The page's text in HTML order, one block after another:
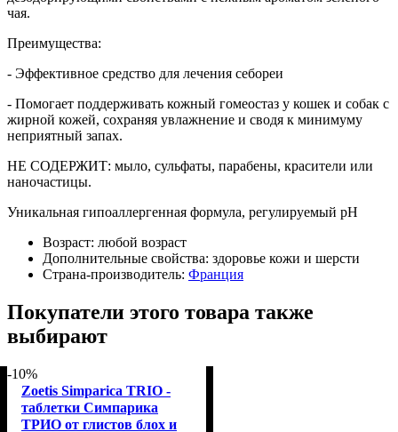
чая.
Преимущества:
- Эффективное средство для лечения себореи
- Помогает поддерживать кожный гомеостаз у кошек и собак с
жирной кожей, сохраняя увлажнение и сводя к минимуму
неприятный запах.
НЕ СОДЕРЖИТ: мыло, сульфаты, парабены, красители или
наночастицы.
Уникальная гипоаллергенная формула, регулируемый рН
Возраст: любой возраст
Дополнительные свойства: здоровье кожи и шерсти
Страна-производитель: Франция
Покупатели этого товара также
выбирают
-10%
Zoetis Simparica TRIO -
таблетки Симпарика
ТРИО от глистов блох и